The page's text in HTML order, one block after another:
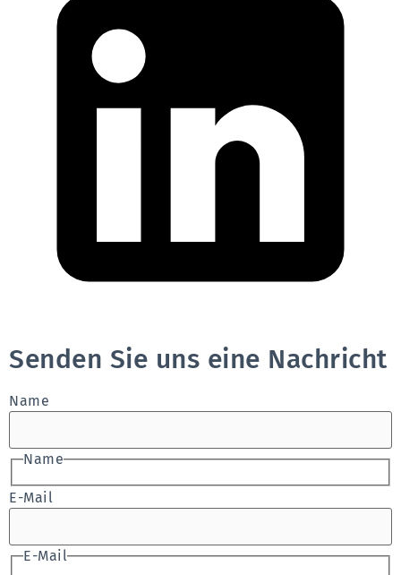
Senden Sie uns eine Nachricht
Name
Name
E-Mail
E-Mail